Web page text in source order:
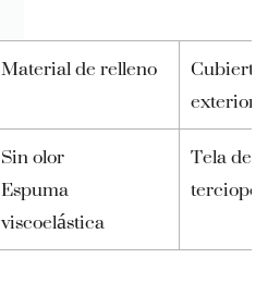
Material de relleno Cubierta
exterior
Sin olor
Espuma
viscoelástica
Tela de